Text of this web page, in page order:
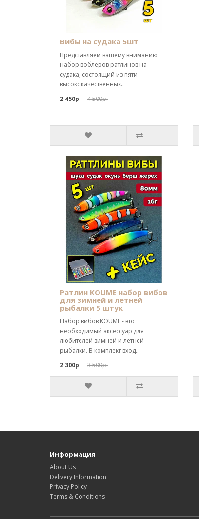
Вибы на судака 5шт
Представляем вашему вниманию
набор воблеров ратлинов на
судака, состоящий из пяти
высококачественных..
2 450р.
4 500р.
Ратлин KOUME набор вибов
для зимней и летней
рыбалки 5 штук
Набор вибов KOUME - это
необходимый аксессуар для
любителей зимней и летней
рыбалки. В комплект вход..
2 300р.
3 500р.
Информация
About Us
Delivery Information
Privacy Policy
Terms & Conditions